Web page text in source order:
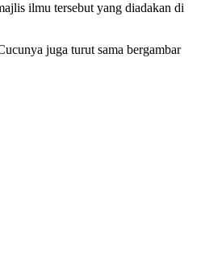
ilmu tersebut yang diadakan di
juga turut sama bergambar